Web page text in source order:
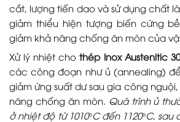
cắt, lượng tiến dao và sử dụng chất
giảm thiểu hiện tượng biến cứng
giảm khả năng chống ăn mòn của
Xử lý nhiệt chothép Inox Austenitic
các công đoạn như ủ (annealing)
giảm ứng suất dư sau gia công
năng chống ăn mòn. Quá trình ủ
ở nhiệt độ từ 1010°C đến 1120°C,